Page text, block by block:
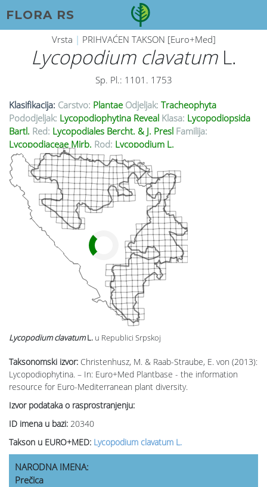
FLORA RS
Vrsta | PRIHVAĆEN TAKSON [Euro+Med]
Lycopodium clavatumL.
Sp. Pl.: 1101. 1753
Klasifikacija: Carstvo: Plantae Odjeljak: Tracheophyta
Pododjeljak: Lycopodiophytina Reveal Klasa: Lycopodiopsida
Bartl. Red: Lycopodiales Bercht. & J. Presl Familija:
Lycopodiaceae Mirb. Rod: Lycopodium L.
Taksonomski izvor: Christenhusz, M. & Raab-Straube, E. von (2013):
Lycopodiophytina. – In: Euro+Med Plantbase - the information
resource for Euro-Mediterranean plant diversity.
Izvor podataka o rasprostranjenju:
ID imena u bazi: 20340
Takson u EURO+MED: Lycopodium clavatum L.
Lycopodium clavatumL. u Republici Srpskoj
NARODNA IMENA:
Prečica